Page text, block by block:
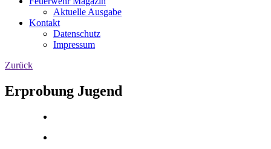
Aktuelle Ausgabe
Kontakt
Datenschutz
Impressum
Zurück
Erprobung Jugend